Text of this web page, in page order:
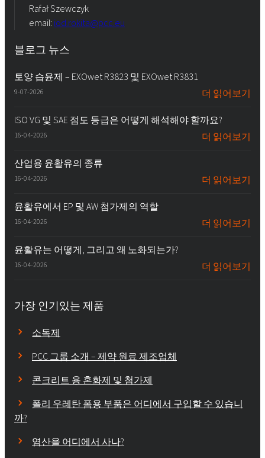
Rafał Szewczyk
email: iod.rokita@pcc.eu
블로그 뉴스
토양 습윤제 – EXOwet R3823 및 EXOwet R3831
9-07-2026 더 읽어보기
ISO VG 및 SAE 점도 등급은 어떻게 해석해야 할까요?
16-04-2026 더 읽어보기
산업용 윤활유의 종류
16-04-2026 더 읽어보기
윤활유에서 EP 및 AW 첨가제의 역할
16-04-2026 더 읽어보기
윤활유는 어떻게, 그리고 왜 노화되는가?
16-04-2026 더 읽어보기
가장 인기있는 제품
소독제
PCC 그룹 소개 – 제약 원료 제조업체
콘크리트 용 혼화제 및 첨가제
폴리 우레탄 폼용 부품은 어디에서 구입할 수 있습니
까?
염산을 어디에서 사나?